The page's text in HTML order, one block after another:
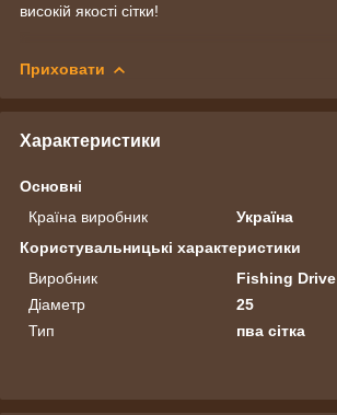
високій якості сітки!
Приховати
Характеристики
Основні
Країна виробник
Україна
Користувальницькі характеристики
Виробник
Fishing Drive
Діаметр
25
Тип
пва сітка